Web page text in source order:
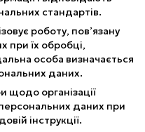
стандартів.
роботу, пов’язану
при їх обробці,
особа визначається
даних.
щодо організації
персональних даних при
інструкції.